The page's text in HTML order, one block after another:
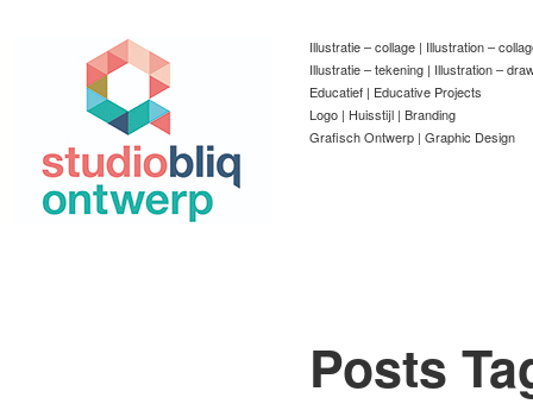
Illustratie – collage | Illustration –
Illustratie – tekening | Illustration –
Educatief | Educative Projects
Logo | Huisstijl | Branding
Grafisch Ontwerp | Graphic Design
Posts